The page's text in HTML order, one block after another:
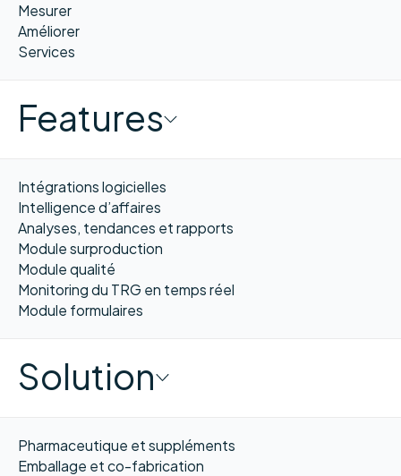
Mesurer
Améliorer
Services
Features
Intégrations logicielles
Intelligence d’affaires
Analyses, tendances et rapports
Module surproduction
Module qualité
Monitoring du TRG en temps réel
Module formulaires
Solution
Pharmaceutique et suppléments
Emballage et co-fabrication